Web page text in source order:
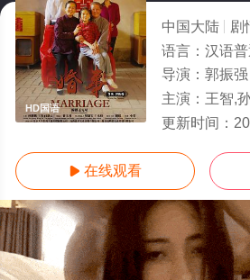
HD国语
中国大陆 剧
语言： 汉语
导演： 郭振强
主演： 王智,
更新时间：
 在线观看